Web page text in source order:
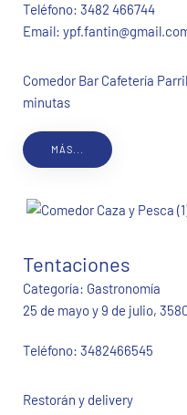
Teléfono: 3482 466744
Email:
Comedor Bar Cafetería
minutas
MÁS...
Tentaciones
Categoría: Gastronomía
25 de mayo y 9 de julio,
Teléfono: 3482466545
Restorán y delivery